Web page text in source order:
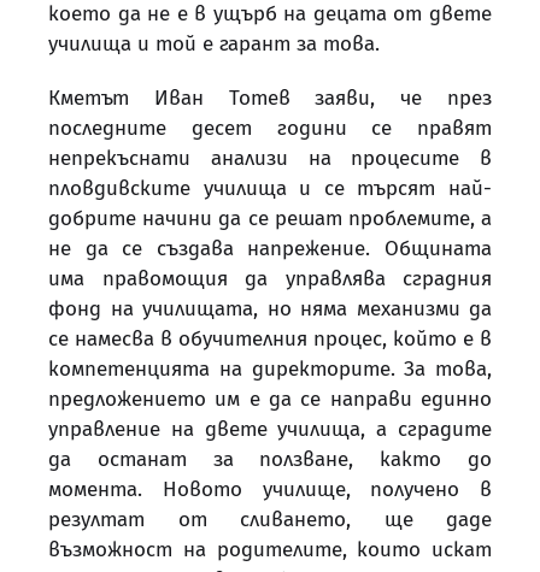
което да не е в ущърб на децата от двете
училища и той е гарант за това.
Кметът Иван Тотев заяви, че през
последните десет години се правят
непрекъснати анализи на процесите в
пловдивските училища и се търсят най-
добрите начини да се решат проблемите, а
не да се създава напрежение. Общината
има правомощия да управлява сградния
фонд на училищата, но няма механизми да
се намесва в обучителния процес, който е в
компетенцията на директорите. За това,
предложението им е да се направи единно
управление на двете училища, а сградите
да останат за ползване, както до
момента. Новото училище, получено в
резултат от сливането, ще даде
възможност на родителите, които искат